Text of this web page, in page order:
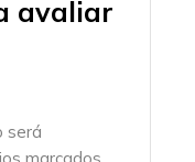
avaliar
será